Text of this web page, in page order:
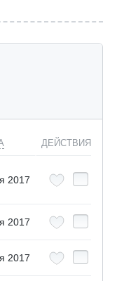
ДЕЙСТВИЯ
2017
2017
2017